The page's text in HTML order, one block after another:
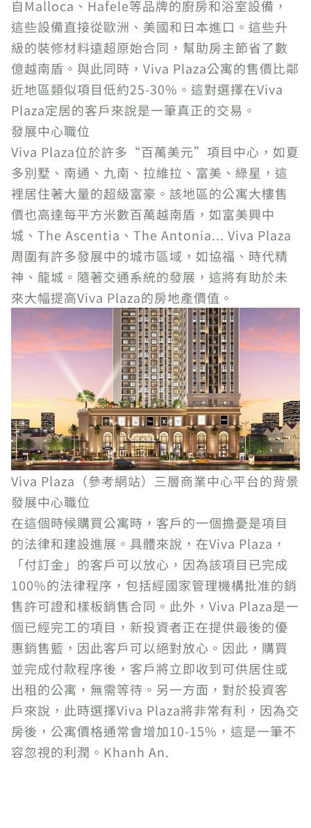
自Malloca、Hafele等品牌的廚房和浴室設備，
這些設備直接從歐洲、美國和日本進口。這些升
級的裝修材料遠超原始合同，幫助房主節省了數
億越南盾。與此同時，Viva Plaza公寓的售價比鄰
近地區類似項目低約25-30%。這對選擇在Viva
Plaza定居的客戶來說是一筆真正的交易。
發展中心職位
Viva Plaza位於許多“百萬美元”項目中心，如夏
多別墅、南通、九南、拉維拉、富美、綠星，這
裡居住著大量的超級富豪。該地區的公寓大樓售
價也高達每平方米數百萬越南盾，如富美興中
城、The Ascentia、The Antonia... Viva Plaza
周圍有許多發展中的城市區域，如協福、時代精
神、龍城。隨著交通系統的發展，這將有助於未
來大幅提高Viva Plaza的房地產價值。
Viva Plaza（參考網站）三層商業中心平台的背景
發展中心職位
在這個時候購買公寓時，客戶的一個擔憂是項目
的法律和建設進展。具體來說，在Viva Plaza，
「付訂金」的客戶可以放心，因為該項目已完成
100%的法律程序，包括經國家管理機構批准的銷
售許可證和樣板銷售合同。此外，Viva Plaza是一
個已經完工的項目，新投資者正在提供最後的優
惠銷售籃，因此客戶可以絕對放心。因此，購買
並完成付款程序後，客戶將立即收到可供居住或
出租的公寓，無需等待。另一方面，對於投資客
戶來說，此時選擇Viva Plaza將非常有利，因為交
房後，公寓價格通常會增加10-15%，這是一筆不
容忽視的利潤。Khanh An.